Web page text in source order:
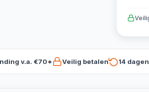
v.a. €70* Veilig betalen 14